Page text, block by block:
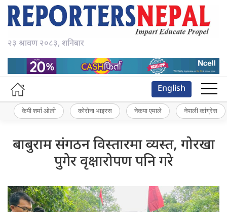
२३ श्रावण २०८३, शनिबार
English
केपी शर्मा ओली कोरोना भाइरस नेकपा एमाले नेपाली कांग्रेस
बाबुराम संगठन विस्तारमा व्यस्त, गोरखा
पुगेर वृक्षारोपण पनि गरे